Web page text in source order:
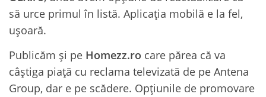
să urce primul în listă. Aplicația mobilă e la fel,
ușoară.
Publicăm și pe Homezz.ro care părea că va
câștiga piață cu reclama televizată de pe Antena
Group, dar e pe scădere. Opțiunile de promovare